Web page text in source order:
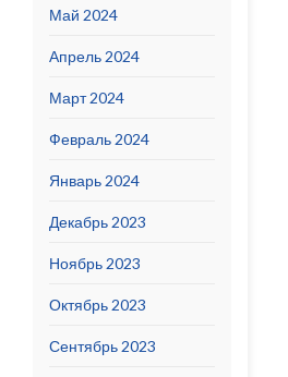
Май 2024
Апрель 2024
Март 2024
Февраль 2024
Январь 2024
Декабрь 2023
Ноябрь 2023
Октябрь 2023
Сентябрь 2023